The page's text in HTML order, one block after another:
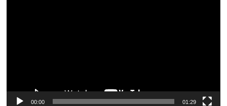
00:00 01:29